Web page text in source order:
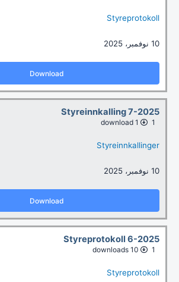
Styreprotokoll
10 نوفمبر، 2025
Download
Styreinnkalling 7-2025
1
Styreinnkallinger
10 نوفمبر، 2025
Download
Styreprotokoll 6-2025
1
Styreprotokoll